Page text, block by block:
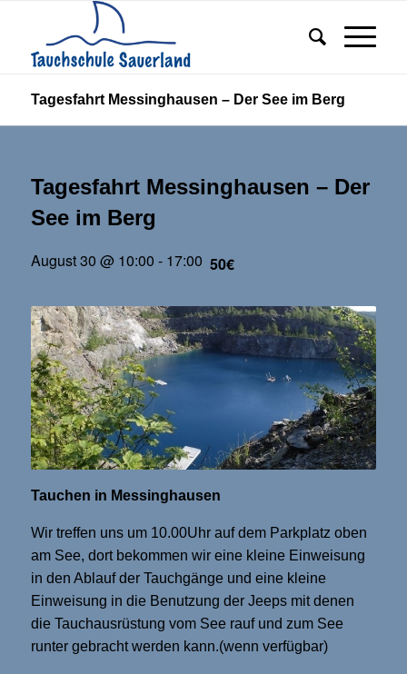
Tagesfahrt Messinghausen – Der See im Berg
Tagesfahrt Messinghausen – Der
See im Berg
August 30 @ 10:00 - 17:00 50€
Tauchen in Messinghausen
Wir treffen uns um 10.00Uhr auf dem Parkplatz oben
am See, dort bekommen wir eine kleine Einweisung
in den Ablauf der Tauchgänge und eine kleine
Einweisung in die Benutzung der Jeeps mit denen
die Tauchausrüstung vom See rauf und zum See
runter gebracht werden kann.(wenn verfügbar)